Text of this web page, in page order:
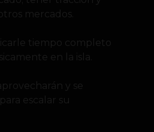
mercados.
tiempo completo
en la isla.
y se
escalar su